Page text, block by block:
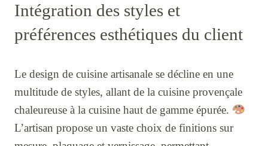
Intégration des styles et
préférences esthétiques du client
Le design de cuisine artisanale se décline en une
multitude de styles, allant de la cuisine provençale
chaleureuse à la cuisine haut de gamme épurée.
L’artisan propose un vaste choix de finitions sur